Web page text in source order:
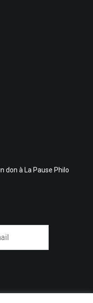
don à La Pause Philo